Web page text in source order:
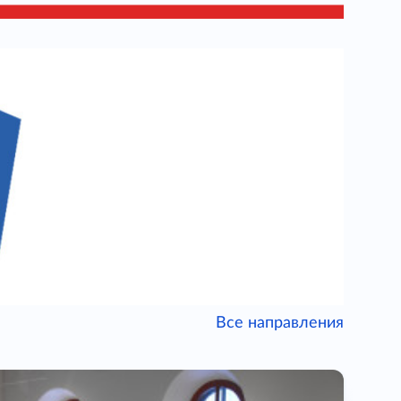
Все направления